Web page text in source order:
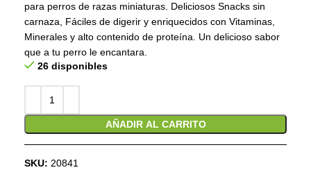
para perros de razas miniaturas. Deliciosos Snacks sin
carnaza, Fáciles de digerir y enriquecidos con Vitaminas,
Minerales y alto contenido de proteína. Un delicioso sabor
que a tu perro le encantara.
26 disponibles
AÑADIR AL CARRITO
SKU: 20841